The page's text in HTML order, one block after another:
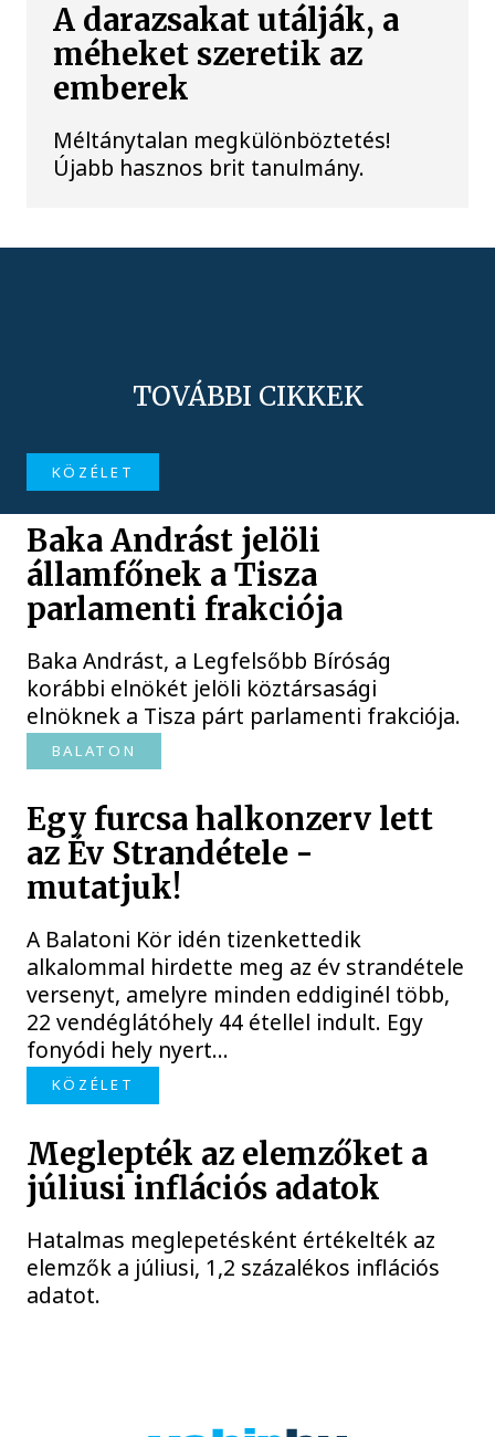
A darazsakat utálják, a
méheket szeretik az
emberek
Méltánytalan megkülönböztetés!
Újabb hasznos brit tanulmány.
TOVÁBBI CIKKEK
KÖZÉLET
Baka Andrást jelöli
államfőnek a Tisza
parlamenti frakciója
Baka Andrást, a Legfelsőbb Bíróság
korábbi elnökét jelöli köztársasági
elnöknek a Tisza párt parlamenti frakciója.
BALATON
Egy furcsa halkonzerv lett
az Év Strandétele -
mutatjuk!
A Balatoni Kör idén tizenkettedik
alkalommal hirdette meg az év strandétele
versenyt, amelyre minden eddiginél több,
22 vendéglátóhely 44 étellel indult. Egy
fonyódi hely nyert...
KÖZÉLET
Meglepték az elemzőket a
júliusi inflációs adatok
Hatalmas meglepetésként értékelték az
elemzők a júliusi, 1,2 százalékos inflációs
adatot.